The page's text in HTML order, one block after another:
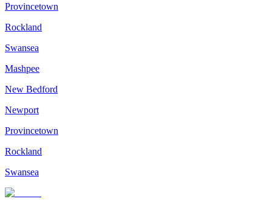
Provincetown
Rockland
Swansea
Mashpee
New Bedford
Newport
Provincetown
Rockland
Swansea